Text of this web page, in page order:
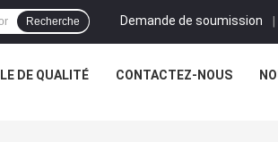
Demande de soumission |
Recherche
DE QUALITÉ CONTACTEZ-NOUS